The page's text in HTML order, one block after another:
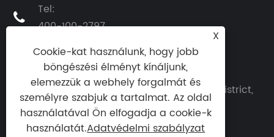

Tel:
400-100-2797
Email:
xienana@nbzxoptics.cn

Cím: Yeshan Road, Chengdong New District,
Gazdaságfejlesztési zóna, Yuyao City,
Zhejiang tartomány
X
Cookie-kat használunk, hogy jobb
böngészési élményt kínáljunk,
elemezzük a webhely forgalmát és
személyre szabjuk a tartalmat. Az oldal
használatával Ön elfogadja a cookie-k
használatát.Adatvédelmi szabályzat